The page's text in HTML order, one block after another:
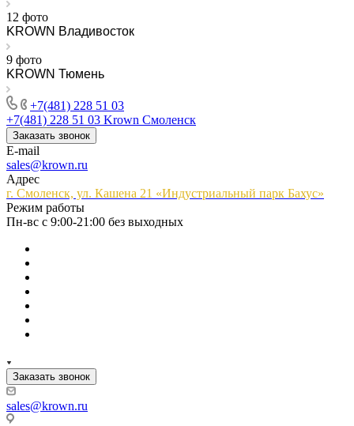
12 фото
KROWN Владивосток
9 фото
KROWN Тюмень
+7(481) 228 51 03
+7(481) 228 51 03 Krown Смоленск
Заказать звонок
E-mail
sales@krown.ru
Адрес
г. Смоленск, ул. Кашена 21 «Индустриальный парк Бахус»
Режим работы
Пн-вс с 9:00-21:00 без выходных
Заказать звонок
sales@krown.ru